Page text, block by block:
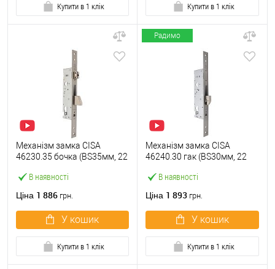
Купити в 1 клік Купити в 1 клік
В наявності
Механізм замка CISA
46230.35 бочка (BS35мм, 22
Ціна 1 886 грн.
У кошик
Купити в 1 клік
Радимо
В наявності
Механізм замка CISA
46240.30 гак (BS30мм, 22
Ціна 1 893 грн.
У кошик
Купити в 1 клік